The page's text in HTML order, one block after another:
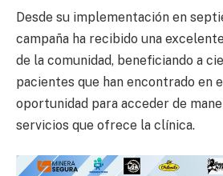
Desde su implementación en
campaña ha recibido una
de la comunidad, beneficiando a
pacientes que han encontrado en
oportunidad para acceder de
servicios que ofrece la clínica.